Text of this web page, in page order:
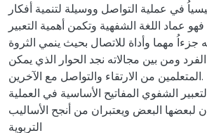
في عملية التواصل ووسيلة لتنمية أفكار
فهو عماد اللغة الشفهية وتكمن أهمية التعبير
مهما وأداة للاتصال بحيث ينمي الثروة
ومن بين مجالاته نجد الحوار الذي يمكن
المتعلمين من الارتقاء والتواصل مع الآخرين.
الشفوي المفاتيح الأساسية في العملية
لبعضها البعض ويعتبران من أنجح الأساليب
التربوية